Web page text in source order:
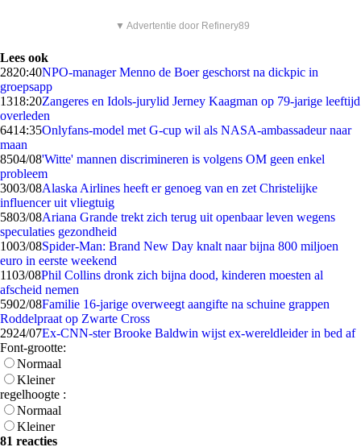
▼ Advertentie door Refinery89
Lees ook
2820:40NPO-manager Menno de Boer geschorst na dickpic in
groepsapp
1318:20Zangeres en Idols-jurylid Jerney Kaagman op 79-jarige leeftijd
overleden
6414:35Onlyfans-model met G-cup wil als NASA-ambassadeur naar
maan
8504/08'Witte' mannen discrimineren is volgens OM geen enkel
probleem
3003/08Alaska Airlines heeft er genoeg van en zet Christelijke
influencer uit vliegtuig
5803/08Ariana Grande trekt zich terug uit openbaar leven wegens
speculaties gezondheid
1003/08Spider-Man: Brand New Day knalt naar bijna 800 miljoen
euro in eerste weekend
1103/08Phil Collins dronk zich bijna dood, kinderen moesten al
afscheid nemen
5902/08Familie 16-jarige overweegt aangifte na schuine grappen
Roddelpraat op Zwarte Cross
2924/07Ex-CNN-ster Brooke Baldwin wijst ex-wereldleider in bed af
Font-grootte:
Normaal
Kleiner
regelhoogte :
Normaal
Kleiner
81 reacties